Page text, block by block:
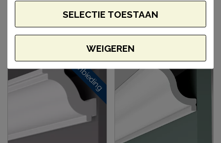
Aanbieding
WEIGEREN
SELECTIE TOESTAAN